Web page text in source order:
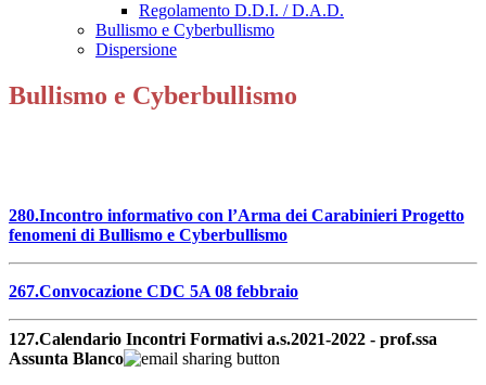
Regolamento D.D.I. / D.A.D.
Bullismo e Cyberbullismo
Dispersione
Bullismo e Cyberbullismo
280.Incontro informativo con l’Arma dei Carabinieri Progetto
fenomeni di Bullismo e Cyberbullismo
267.Convocazione CDC 5A 08 febbraio
127.Calendario Incontri Formativi a.s.2021-2022 - prof.ssa
Assunta Blanco